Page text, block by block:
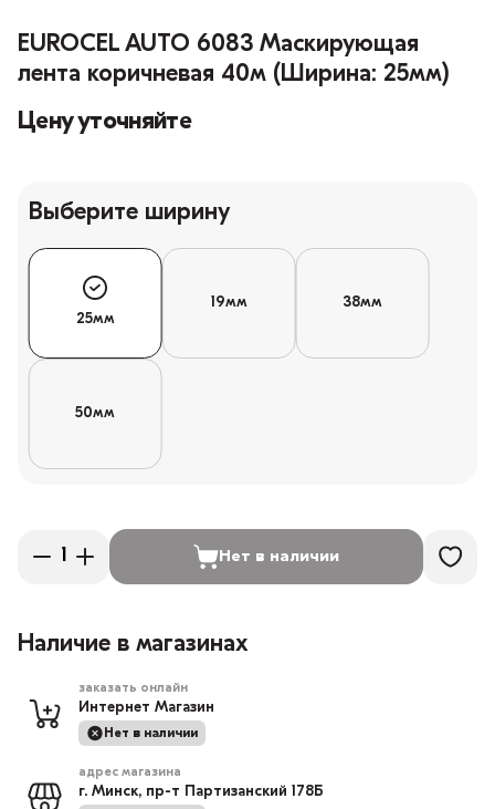
EUROCEL AUTO 6083 Маскирующая
лента коричневая 40м (Ширина: 25мм)
Цену уточняйте
Выберите ширину
25мм
19мм 38мм
50мм
Нет в наличии
Наличие в магазинах
заказать онлайн
Интернет Магазин
Нет в наличии
адрес магазина
г. Минск, пр-т Партизанский 178Б